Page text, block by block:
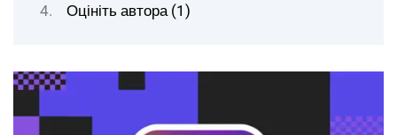
Оцініть автора (1)